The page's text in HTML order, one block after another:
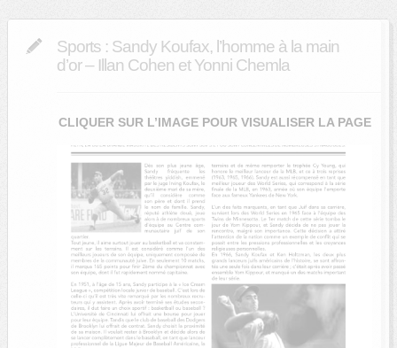
Sports : Sandy Koufax, l’homme à la main
d’or – Illan Cohen et Yonni Chemla
CLIQUER SUR L’IMAGE POUR VISUALISER LA PAGE